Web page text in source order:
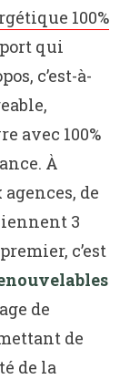
100%
qui
c’est-à-
avec 100%
À
de
3
c’est
de
de
de la